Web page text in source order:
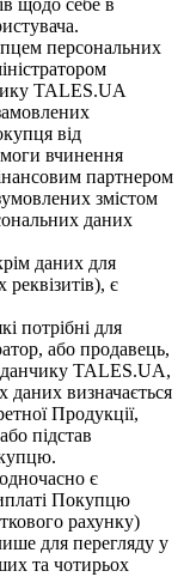
персональних
TALES.UA
від
вчинення
партнером
змістом
даних
даних для
реквізитів), є
потрібні для
або продавець,
TALES.UA,
даних визначається
Продукції,
підстав
є
Покупцю
рахунку)
для перегляду у
та чотирьох